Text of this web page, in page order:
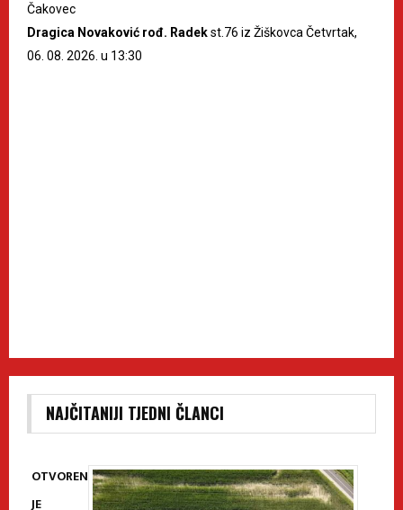
Čakovec
Dragica Novaković rođ. Radekst.76 iz Žiškovca Četvrtak,
06. 08. 2026. u 13:30
NAJČITANIJI TJEDNI ČLANCI
OTVOREN
JE